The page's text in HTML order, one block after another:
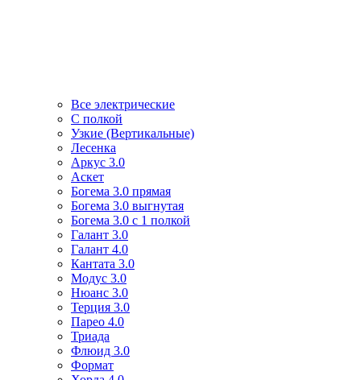
Все электрические
С полкой
Узкие (Вертикальные)
Лесенка
Аркус 3.0
Аскет
Богема 3.0 прямая
Богема 3.0 выгнутая
Богема 3.0 с 1 полкой
Галант 3.0
Галант 4.0
Кантата 3.0
Модус 3.0
Нюанс 3.0
Терция 3.0
Парео 4.0
Триада
Флюид 3.0
Формат